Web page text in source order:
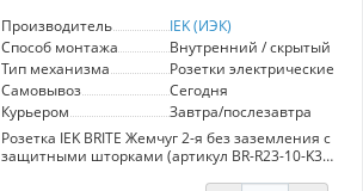
Производитель
IEK (ИЭК)
Способ монтажа
Внутренний / скрытый
Тип механизма
Розетки электрические
Самовывоз
Сегодня
Курьером
Завтра/послезавтра
Розетка IEK BRITE Жемчуг 2-я без заземления с
защитными шторками (артикул BR-R23-10-K36-